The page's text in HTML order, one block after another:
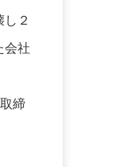
２
会社
締